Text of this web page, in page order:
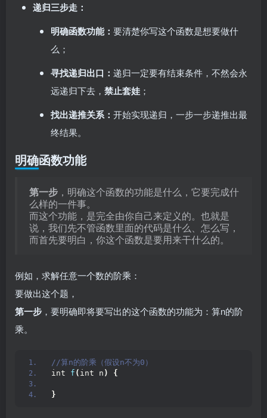
递归三步走：
明确函数功能： 要清楚你写这个函数是想要做什
么；
寻找递归出口： 递归一定要有结束条件，不然会永
远递归下去， 禁止套娃 ；
找出递推关系： 开始实现递归，一步一步递推出最
终结果。
明确函数功能
第一步 ，明确这个函数的功能是什么，它要完成什
么样的一件事。
而这个功能，是完全由你自己来定义的。也就是
说，我们先不管函数里面的代码是什么、怎么写，
而首先要明白，你这个函数是要用来干什么的。
例如，求解任意一个数的阶乘：
要做出这个题，
第一步 ，要明确即将要写出的这个函数的功能为：算n的阶
乘。
//算n的阶乘（假设n不为0）
int f ( int n ) {
}